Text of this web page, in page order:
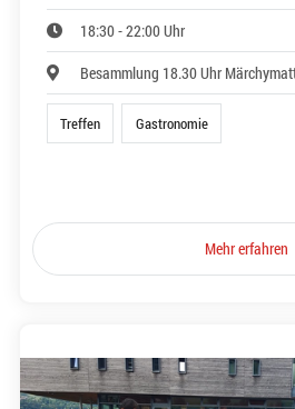
18:30 - 22:00 Uhr
Besammlung 18.30 Uhr
Treffen Gastronomie
Mehr erfahren